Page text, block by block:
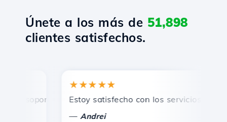
Únete a los más de 51,898
clientes satisfechos.
soporte técnico rápido y eficiente.
★★★★★
Estoy satisfecho con los servicios
Andrei